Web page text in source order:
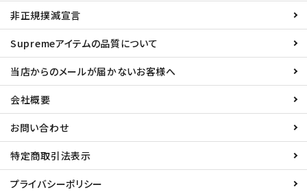
非正規撲滅宣言
Supremeアイテムの品質について
当店からのメールが届かないお客様へ
会社概要
お問い合わせ
特定商取引法表示
プライバシーポリシー